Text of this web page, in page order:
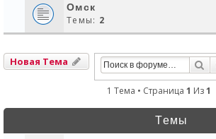
Омск
Темы: 2
Новая Тема
1 Тема • Страница 1 Из1
Темы